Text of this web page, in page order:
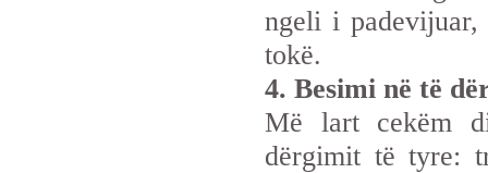
ngeli i
tokë.
4. Besimi në të
Më lart cekëm
dërgimit të tyre: